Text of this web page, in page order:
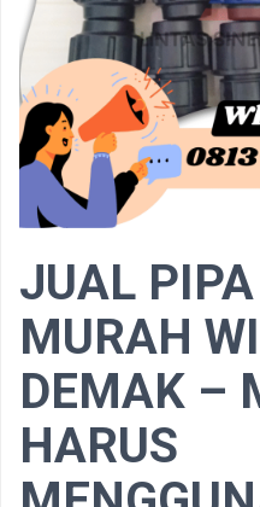
JUAL
MURAH
DEMAK –
HARUS